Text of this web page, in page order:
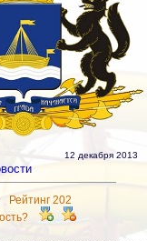
12 декабря 2013
Рейтинг 202